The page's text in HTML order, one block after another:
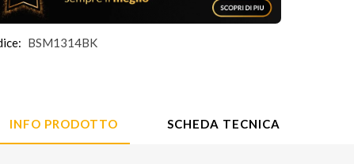
BSM1314BK
INFO PRODOTTO SCHEDA TECNICA